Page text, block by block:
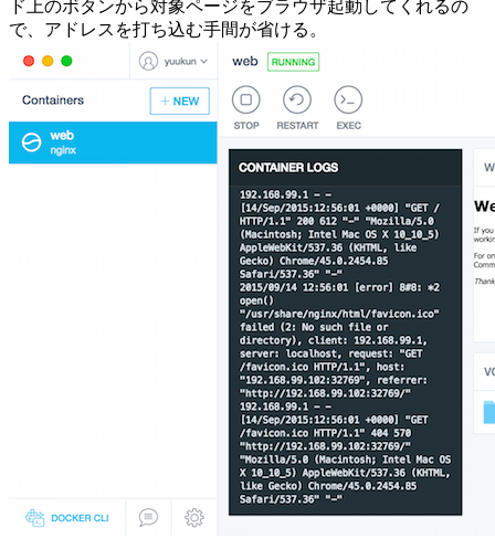
ド上のボタンから対象ページをブラウザ起動してくれるの
で、アドレスを打ち込む手間が省ける。